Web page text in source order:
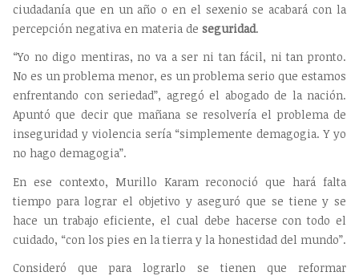
ciudadanía que en un año o en el sexenio se acabará con la
percepción negativa en materia de seguridad.
“Yo no digo mentiras, no va a ser ni tan fácil, ni tan pronto.
No es un problema menor, es un problema serio que estamos
enfrentando con seriedad”, agregó el abogado de la nación.
Apuntó que decir que mañana se resolvería el problema de
inseguridad y violencia sería “simplemente demagogia. Y yo
no hago demagogia”.
En ese contexto, Murillo Karam reconoció que hará falta
tiempo para lograr el objetivo y aseguró que se tiene y se
hace un trabajo eficiente, el cual debe hacerse con todo el
cuidado, “con los pies en la tierra y la honestidad del mundo”.
Consideró que para lograrlo se tienen que reformar